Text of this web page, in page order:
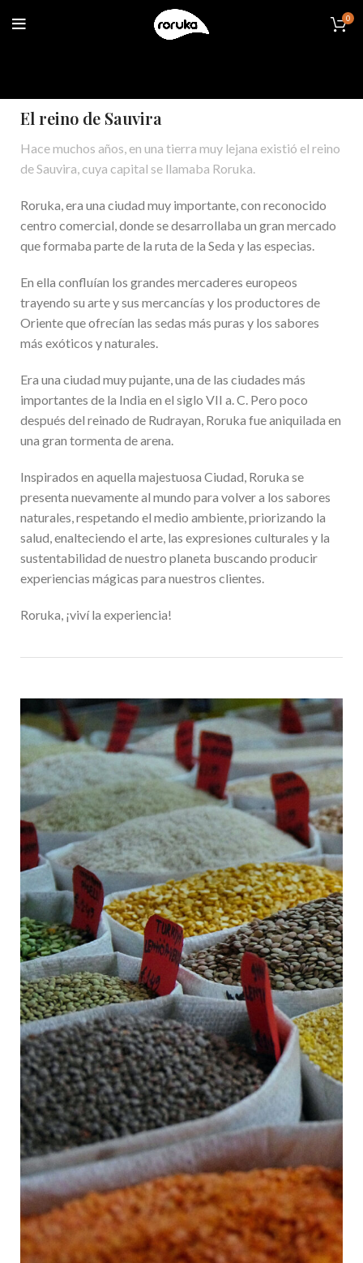
0
El reino de Sauvira
Hace muchos años, en una tierra muy lejana existió el reino
de Sauvira, cuya capital se llamaba Roruka.
Roruka, era una ciudad muy importante, con reconocido
centro comercial, donde se desarrollaba un gran mercado
que formaba parte de la ruta de la Seda y las especias.
En ella confluían los grandes mercaderes europeos
trayendo su arte y sus mercancías y los productores de
Oriente que ofrecían las sedas más puras y los sabores
más exóticos y naturales.
Era una ciudad muy pujante, una de las ciudades más
importantes de la India en el siglo VII a. C. Pero poco
después del reinado de Rudrayan, Roruka fue aniquilada en
una gran tormenta de arena.
Inspirados en aquella majestuosa Ciudad, Roruka se
presenta nuevamente al mundo para volver a los sabores
naturales, respetando el medio ambiente, priorizando la
salud, enalteciendo el arte, las expresiones culturales y la
sustentabilidad de nuestro planeta buscando producir
experiencias mágicas para nuestros clientes.
Roruka, ¡viví la experiencia!